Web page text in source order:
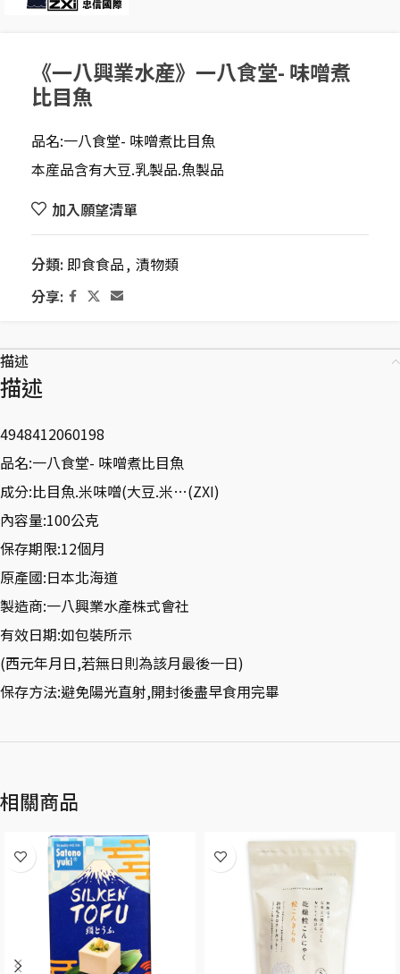
《一八興業水産》一八食堂- 味噌煮
比目魚
品名:一八食堂- 味噌煮比目魚
本産品含有大豆.乳製品.魚製品
加入願望清單
分類: 即食食品, 漬物類
分享:
描述
描述
4948412060198
品名:一八食堂- 味噌煮比目魚
成分:比目魚.米味噌(大豆.米…(ZXI)
內容量:100公克
保存期限:12個月
原產國:日本北海道
製造商:一八興業水產株式會社
有效日期:如包裝所示
(西元年月日,若無日則為該月最後一日)
保存方法:避免陽光直射,開封後盡早食用完畢
相關商品